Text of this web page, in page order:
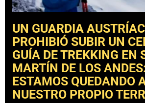
UN GUARDIA
PROHIBIÓ SUBIR UN
GUÍA DE TREKKING EN
MARTÍN DE LOS
ESTAMOS QUEDANDO
NUESTRO PROPIO